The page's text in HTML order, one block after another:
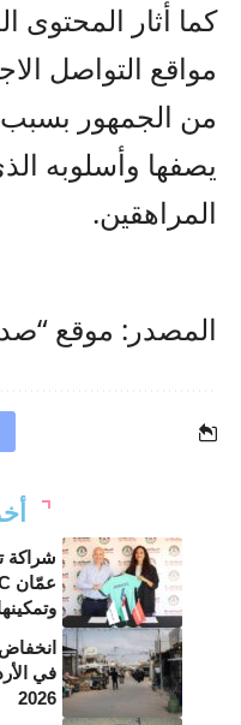
كما أثار المحتوى
مواقع التواصل
من الجمهور بسبب
يصفها وأسلوبه
المراهقين.
المصدر: موقع
شراكة
2026